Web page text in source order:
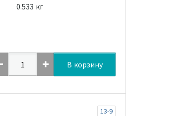
0.533 кг
В корзину
13-9